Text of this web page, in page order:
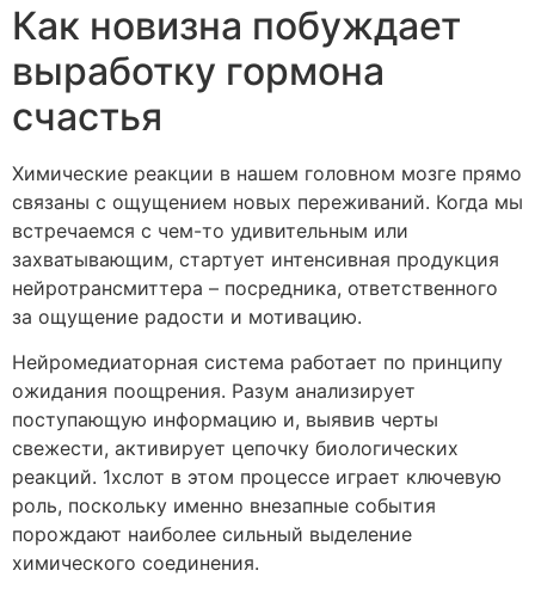
Как новизна побуждает
выработку гормона
счастья
Химические реакции в нашем головном мозге прямо
связаны с ощущением новых переживаний. Когда мы
встречаемся с чем-то удивительным или
захватывающим, стартует интенсивная продукция
нейротрансмиттера – посредника, ответственного
за ощущение радости и мотивацию.
Нейромедиаторная система работает по принципу
ожидания поощрения. Разум анализирует
поступающую информацию и, выявив черты
свежести, активирует цепочку биологических
реакций. 1хслот в этом процессе играет ключевую
роль, поскольку именно внезапные события
порождают наиболее сильный выделение
химического соединения.